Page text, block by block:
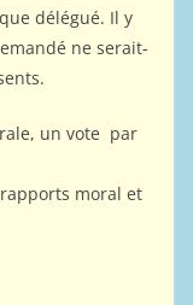
délégué. Il y
ne serait-
un vote par
moral et